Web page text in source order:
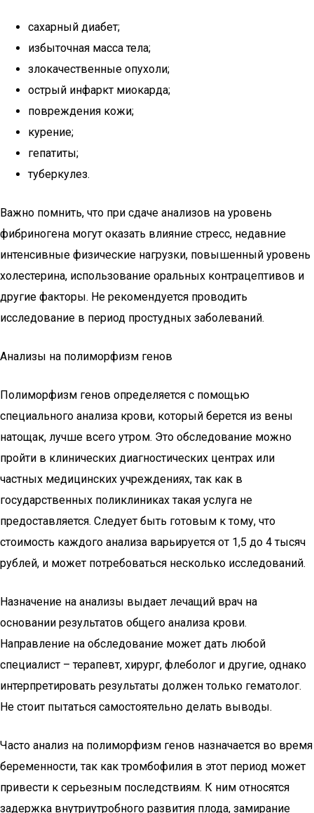
сахарный диабет;
избыточная масса тела;
злокачественные опухоли;
острый инфаркт миокарда;
повреждения кожи;
курение;
гепатиты;
туберкулез.
Важно помнить, что при сдаче анализов на уровень
фибриногена могут оказать влияние стресс, недавние
интенсивные физические нагрузки, повышенный уровень
холестерина, использование оральных контрацептивов и
другие факторы. Не рекомендуется проводить
исследование в период простудных заболеваний.
Анализы на полиморфизм генов
Полиморфизм генов определяется с помощью
специального анализа крови, который берется из вены
натощак, лучше всего утром. Это обследование можно
пройти в клинических диагностических центрах или
частных медицинских учреждениях, так как в
государственных поликлиниках такая услуга не
предоставляется. Следует быть готовым к тому, что
стоимость каждого анализа варьируется от 1,5 до 4 тысяч
рублей, и может потребоваться несколько исследований.
Назначение на анализы выдает лечащий врач на
основании результатов общего анализа крови.
Направление на обследование может дать любой
специалист – терапевт, хирург, флеболог и другие, однако
интерпретировать результаты должен только гематолог.
Не стоит пытаться самостоятельно делать выводы.
Часто анализ на полиморфизм генов назначается во время
беременности, так как тромбофилия в этот период может
привести к серьезным последствиям. К ним относятся
задержка внутриутробного развития плода, замирание